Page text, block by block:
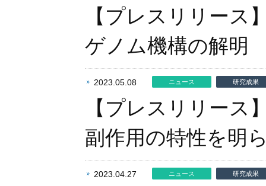
【プレスリリース
ゲノム機構の解明
2023.05.08 ニュース 研究成果
【プレスリリース
副作用の特性を明
2023.04.27 ニュース 研究成果